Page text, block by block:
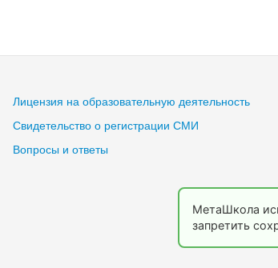
Лицензия на образовательную деятельность
Свидетельство о регистрации СМИ
Вопросы и ответы
МетаШкола
запретить